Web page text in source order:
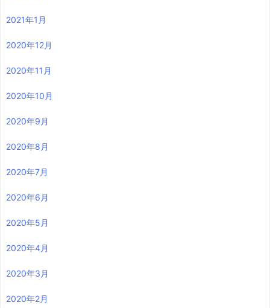
2021年1月
2020年12月
2020年11月
2020年10月
2020年9月
2020年8月
2020年7月
2020年6月
2020年5月
2020年4月
2020年3月
2020年2月